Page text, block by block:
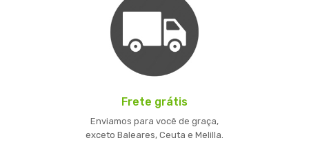
Frete grátis
Enviamos para você de graça,
exceto Baleares, Ceuta e Melilla.